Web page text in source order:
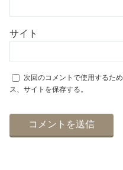
サイト
次回のコメントで使用するた
ス、サイトを保存する。